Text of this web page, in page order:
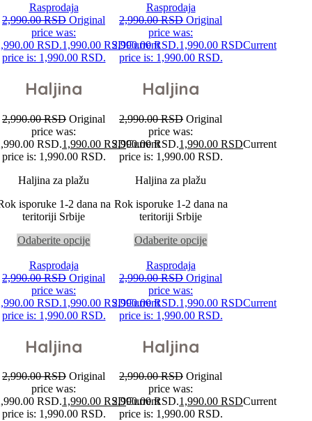
Rasprodaja
2,990.00RSD Original
price was:
RSD.1,990.00 RSDCurrent
price is: 1,990.00 RSD.
Haljina
2,990.00RSD Original
price was:
RSD.1,990.00 RSDCurrent
price is: 1,990.00 RSD.
Haljina za plažu
isporuke 1-2 dana na
teritoriji Srbije
Odaberite opcije
Rasprodaja
2,990.00RSD Original
price was:
2,990.00 RSD.1,990.00 RSDCurrent
price is: 1,990.00 RSD.
Haljina
2,990.00RSD Original
price was:
2,990.00 RSD.1,990.00 RSDCurrent
price is: 1,990.00 RSD.
Haljina za plažu
Rok isporuke 1-2 dana na
teritoriji Srbije
Odaberite opcije
Rasprodaja
2,990.00RSD Original
price was:
RSD.1,990.00 RSDCurrent
price is: 1,990.00 RSD.
Haljina
2,990.00RSD Original
price was:
RSD.1,990.00 RSDCurrent
price is: 1,990.00 RSD.
Rasprodaja
2,990.00RSD Original
price was:
2,990.00 RSD.1,990.00 RSDCurrent
price is: 1,990.00 RSD.
Haljina
2,990.00RSD Original
price was:
2,990.00 RSD.1,990.00 RSDCurrent
price is: 1,990.00 RSD.